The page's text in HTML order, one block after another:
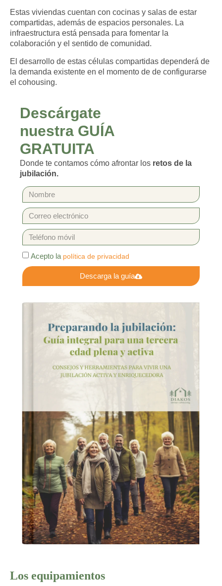
Estas viviendas cuentan con cocinas y salas de estar
compartidas, además de espacios personales. La
infraestructura está pensada para fomentar la
colaboración y el sentido de comunidad.
El desarrollo de estas células compartidas dependerá de
la demanda existente en el momento de de configurarse
el cohousing.
Descárgate
nuestra GUÍA
GRATUITA
Donde te contamos cómo afrontar los retos de la
jubilación.
Acepto la política de privacidad
Descarga la guía
Los equipamientos